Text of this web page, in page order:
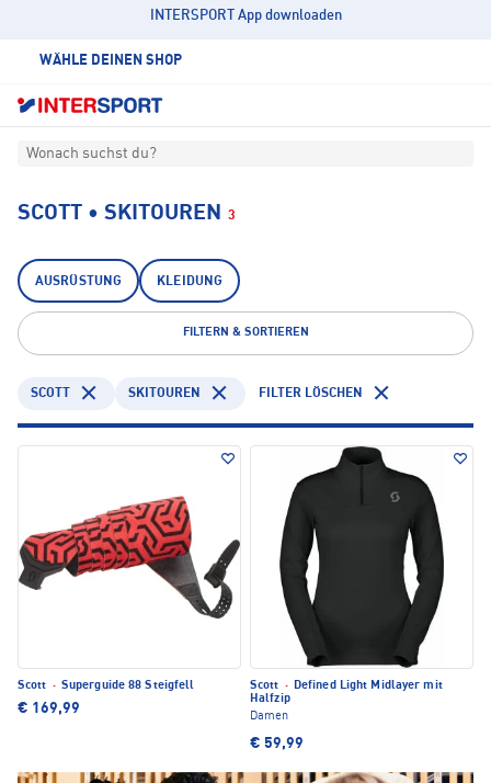
INTERSPORT App downloaden
WÄHLE DEINEN SHOP
Wonach suchst du?
SCOTT • SKITOUREN 3
AUSRÜSTUNG KLEIDUNG
FILTERN & SORTIEREN
SCOTT SKITOUREN FILTER LÖSCHEN
Scott · Superguide 88 Steigfell
€ 169,99
Scott ·
Defined Light Midlayer mit
Halfzip
Damen
€ 59,99